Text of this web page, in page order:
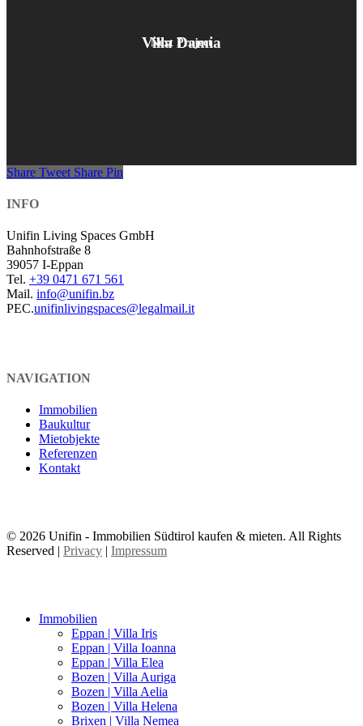
Next Project
Villa Damia
Share Tweet Share Pin
INFO
Unifin Living Spaces GmbH
Bahnhofstraße 8
39057 I-Eppan
Tel. +39 0471 671 561
Mail. info@unifin.bz
PEC.unifinlivingspaces@legalmail.it
NAVIGATION
Immobilien
Baukultur
Mietobjekte
Referenzen
Kontakt
© 2026 Unifin - Immobilien Südtirol kaufen & mieten. All Rights
Reserved | Privacy | Impressum
Immobilien
Eppan | Villa Iris
Eppan | Villa Ioanna
Eppan | Villa Elea
Bozen | Villa Auriga
Bozen | Villa Aelia
Bozen | Villa Helena
Brixen | Villa Nemea